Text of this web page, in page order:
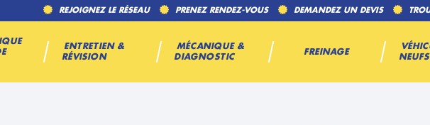
REJOIGNEZ LE RÉSEAU PRENEZ RENDEZ-VOUS DEMANDEZ UN DEVIS
ENTRETIEN &
RÉVISION
MÉCANIQUE &
DIAGNOSTIC
FREINAGE
NEUFS